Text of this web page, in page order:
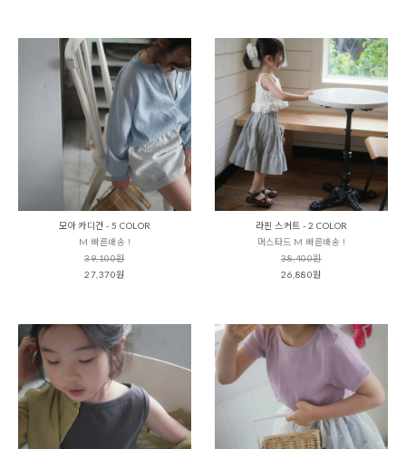
모아 카디건 - 5 COLOR
M 빠른배송 !
39,100원
27,370원
라핀 스커트 - 2 COLOR
머스타드 M 빠른배송 !
38,400원
26,880원